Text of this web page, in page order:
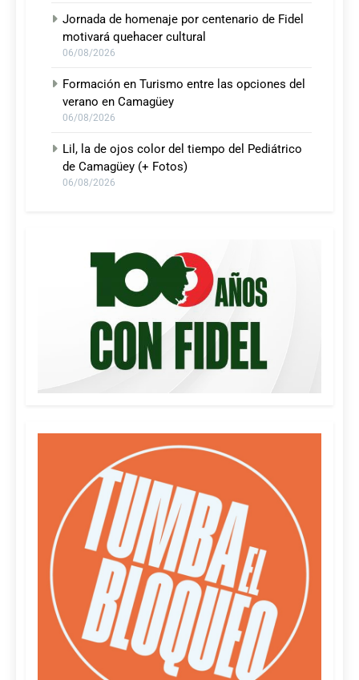
Jornada de homenaje por centenario de Fidel
motivará quehacer cultural
06/08/2026
Formación en Turismo entre las opciones del
verano en Camagüey
06/08/2026
Lil, la de ojos color del tiempo del Pediátrico
de Camagüey (+ Fotos)
06/08/2026